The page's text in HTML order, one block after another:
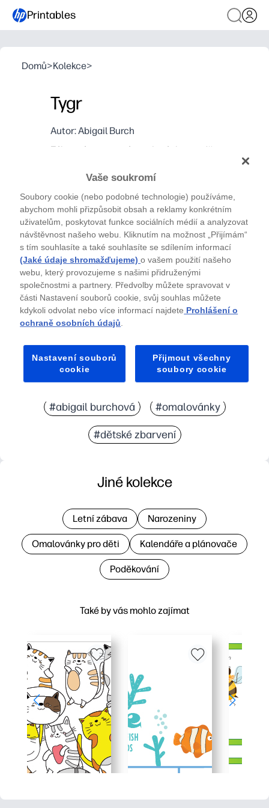
Printables
Domů>Kolekce>
Tygr
Autor: Abigail Burch
Zábavná a poutavá omalovánka pro děti
#abigail burchová #omalovánky
#dětské zbarvení
Také by vás mohlo zajímat
Jiné kolekce
Letní zábava Narozeniny
Omalovánky pro děti Kalendáře a plánovače
Poděkování
Vaše soukromí
Soubory cookie (nebo podobné technologie) používáme,
abychom mohli přizpůsobit obsah a reklamy konkrétním
uživatelům, poskytovat funkce sociálních médií a analyzovat
návštěvnost našeho webu. Kliknutím na možnost „Přijímám“
s tím souhlasíte a také souhlasíte se sdílením informací
(Jaké údaje shromažďujeme)o vašem použití našeho
webu, který provozujeme s našimi přidruženými
společnostmi a partnery. Předvolby můžete spravovat v
části Nastavení souborů cookie, svůj souhlas můžete
kdykoli odvolat nebo více informací najdete Prohlášení o
ochraně osobních údajů.
Nastavení souborů
cookie
Přijmout všechny
soubory cookie